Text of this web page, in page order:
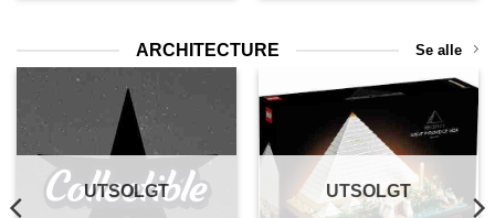
ARCHITECTURE Se alle
UTSOLGT UTSOLGT